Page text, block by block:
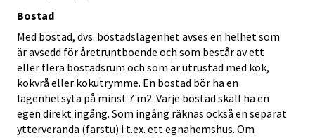
Bostad
Med bostad, dvs. bostadslägenhet avses en helhet som
är avsedd för åretruntboende och som består av ett
eller flera bostadsrum och som är utrustad med kök,
kokvrå eller kokutrymme. En bostad bör ha en
lägenhetsyta på minst 7 m2. Varje bostad skall ha en
egen direkt ingång. Som ingång räknas också en separat
ytterveranda (farstu) i t.ex. ett egnahemshus. Om